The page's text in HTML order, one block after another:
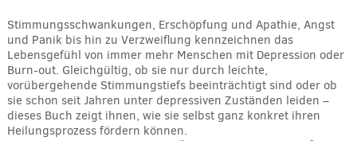
Stimmungsschwankungen, Erschöpfung und Apathie, Angst
und Panik bis hin zu Verzweiflung kennzeichnen das
Lebensgefühl von immer mehr Menschen mit Depression oder
Burn-out. Gleichgültig, ob sie nur durch leichte,
vorübergehende Stimmungstiefs beeinträchtigt sind oder ob
sie schon seit Jahren unter depressiven Zuständen leiden –
dieses Buch zeigt ihnen, wie sie selbst ganz konkret ihren
Heilungsprozess fördern können.